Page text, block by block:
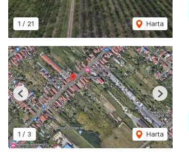
1 / 21 Harta
1 / 3 Harta
Previous Next